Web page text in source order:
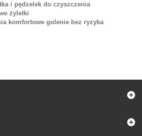
i pędzelek do czyszczenia
żyletki
komfortowe golenie bez ryzyka